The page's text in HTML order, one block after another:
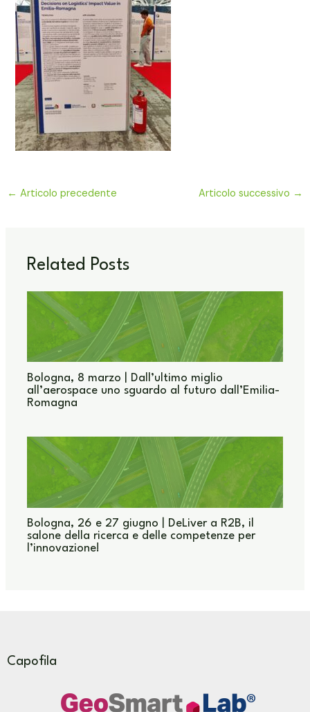
← Articolo precedente Articolo successivo →
Related Posts
Bologna, 8 marzo | Dall’ultimo miglio
all’aerospace uno sguardo al futuro dall’Emilia-
Romagna
Bologna, 26 e 27 giugno | DeLiver a R2B, il
salone della ricerca e delle competenze per
l’innovazione!
Capofila